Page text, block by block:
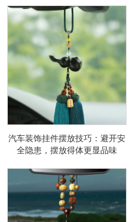
汽车装饰挂件摆放技巧：避开安
全隐患，摆放得体更显品味